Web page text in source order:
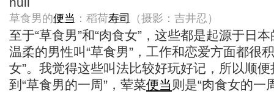
草食男的便当 ：稻荷寿司 （摄影：吉井忍）
至于“草食男”和“肉食女”，这些都是起源于日
温柔的男性叫“草食男”，工作和恋爱方面都很
女”。我觉得这些叫法比较好玩好记，所以顺便
到“草食男的一周”，荤菜便当 则是“肉食女的一